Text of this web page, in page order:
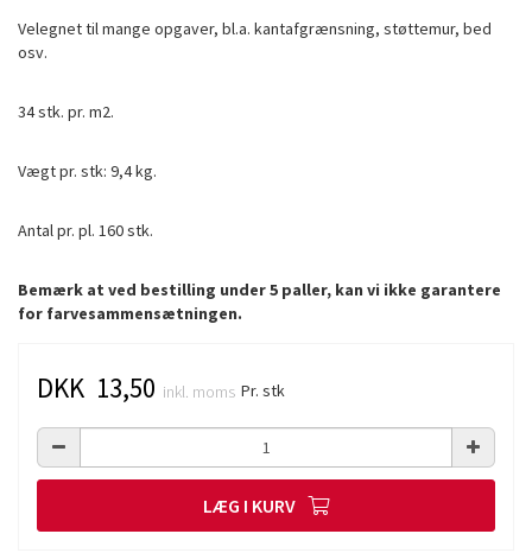
Velegnet til mange opgaver, bl.a. kantafgrænsning, støttemur, bed
osv.
34 stk. pr. m2.
Vægt pr. stk: 9,4 kg.
Antal pr. pl. 160 stk.
Bemærk at ved bestilling under 5 paller, kan vi ikke garantere
for farvesammensætningen.
DKK 13,50 inkl. moms Pr. stk
LÆG I KURV